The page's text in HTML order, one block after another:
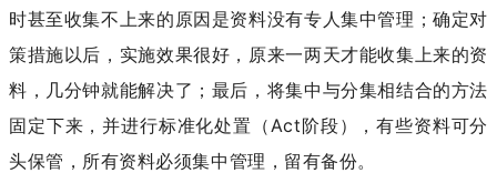
时甚至收集不上来的原因是资料没有专人集中管理；确定对
策措施以后，实施效果很好，原来一两天才能收集上来的资
料，几分钟就能解决了；最后，将集中与分集相结合的方法
固定下来，并进行标准化处置（Act阶段），有些资料可分
头保管，所有资料必须集中管理，留有备份。